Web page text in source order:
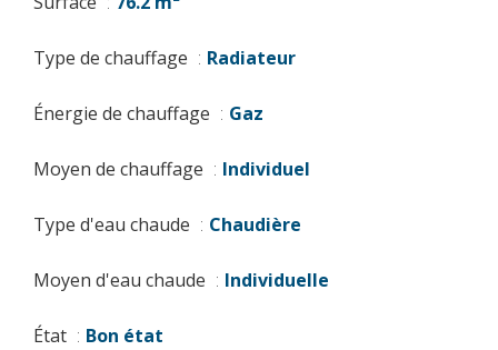
Type de chauffage Radiateur
Énergie de chauffage Gaz
Moyen de chauffage Individuel
Type d'eau chaude Chaudière
Moyen d'eau chaude Individuelle
État Bon état